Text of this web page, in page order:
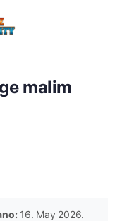
malim
16. May 2026.